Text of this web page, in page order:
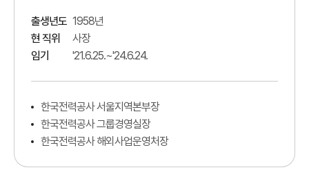
출생년도 1958년
현 직위
사장
임기
'21.6.25.~'24.6.24.
한국전력공사 서울지역본부장
한국전력공사 그룹경영실장
한국전력공사 해외사업운영처장